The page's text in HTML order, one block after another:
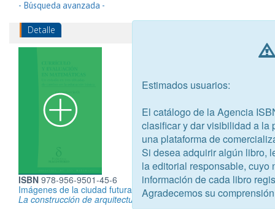
- Búsqueda avanzada -
Detalle
ISBN 978-956-9501-45-6
Imágenes de la ciudad futura
La construcción de arquitecturas para el cine
Estimados usuarios:
El catálogo de la Agencia
clasificar y dar visibilidad a la
una plataforma de
Si desea adquirir algún libro,
la editorial responsable, cuyo
información de cada libro
Agradecemos su